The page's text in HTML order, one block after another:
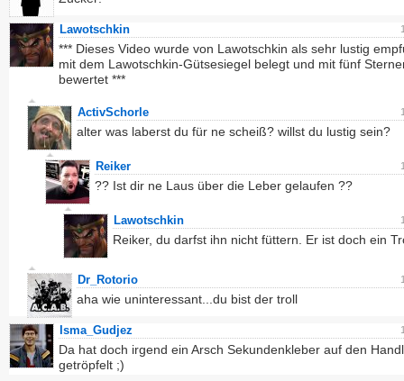
Lawotschkin
*** Dieses Video wurde von Lawotschkin als sehr lustig
mit dem Lawotschkin-Gütsesiegel belegt und mit fünf
bewertet ***
ActivSchorle
alter was laberst du für ne scheiß? willst du lustig sein?
Reiker
?? Ist dir ne Laus über die Leber gelaufen ??
Lawotschkin
Reiker, du darfst ihn nicht füttern. Er ist doch ein
Dr_Rotorio
aha wie uninteressant...du bist der troll
Isma_Gudjez
Da hat doch irgend ein Arsch Sekundenkleber auf den
getröpfelt ;)